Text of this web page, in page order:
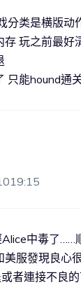
分类是横版动
存 玩之前最好
只能hound通
中毒了……
美服發現良心
者連接不良